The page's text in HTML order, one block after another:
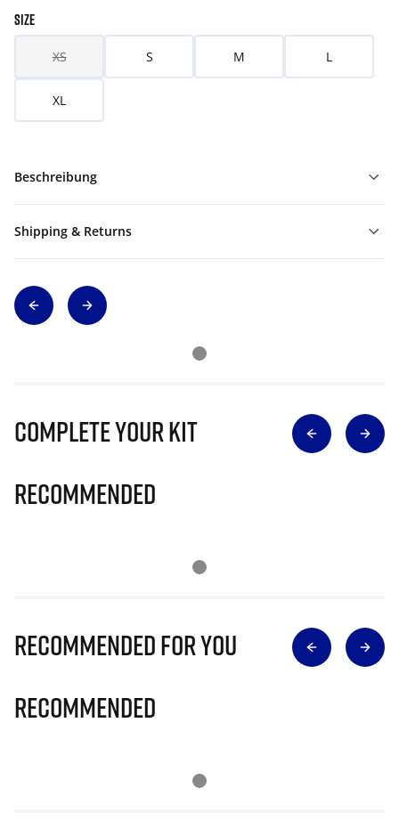
SIZE
XS S M L
XL
Beschreibung
Shipping & Returns
Complete Your Kit
Recommended
Recommended for you
Recommended